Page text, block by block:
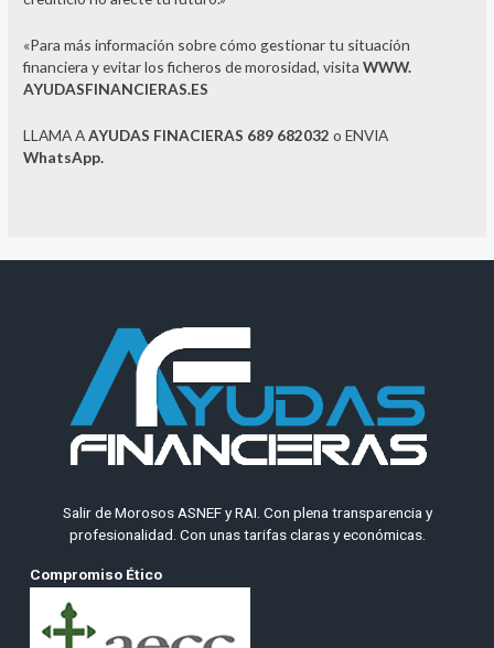
«Para más información sobre cómo gestionar tu situación
financiera y evitar los ficheros de morosidad, visitaWWW.
AYUDASFINANCIERAS.ES
LLAMA AAYUDAS FINACIERAS 689 682032 o ENVIA
WhatsApp.
Salir de Morosos ASNEF y RAI. Con plena transparencia y
profesionalidad. Con unas tarifas claras y económicas.
Compromiso Ético